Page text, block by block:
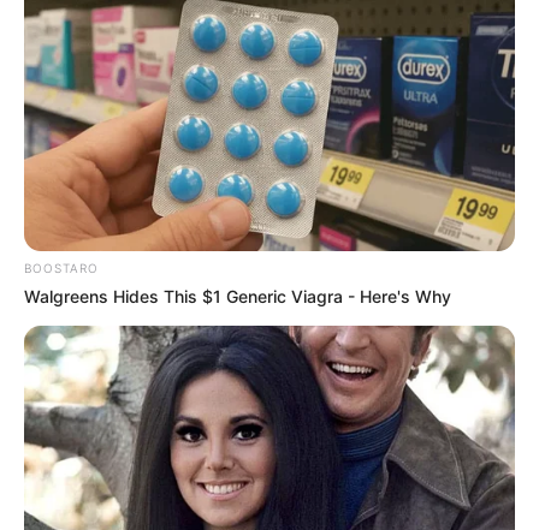
BOOSTARO
Walgreens Hides This $1 Generic Viagra - Here's Why